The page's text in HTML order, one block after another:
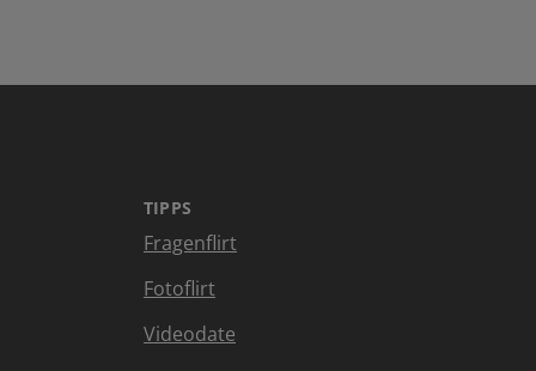
TIPPS
Fragenflirt
Fotoflirt
Videodate